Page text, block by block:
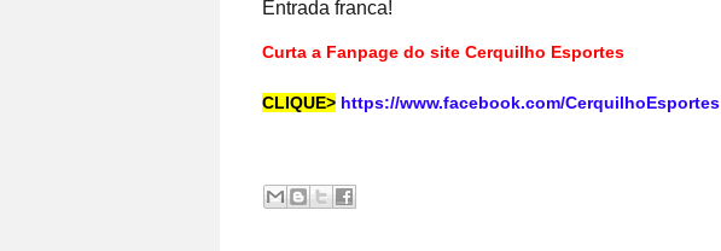
Entrada franca!
Curta a Fanpage do site Cerquilho Esportes
CLIQUE> https://www.facebook.com/CerquilhoEsportes